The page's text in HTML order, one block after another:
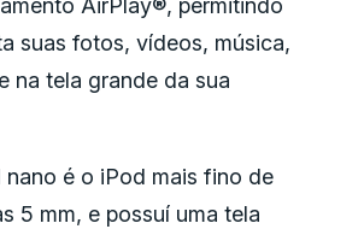
suas fotos, vídeos, música,
na tela grande da sua
é o iPod mais fino de
5 mm, e possuí uma tela